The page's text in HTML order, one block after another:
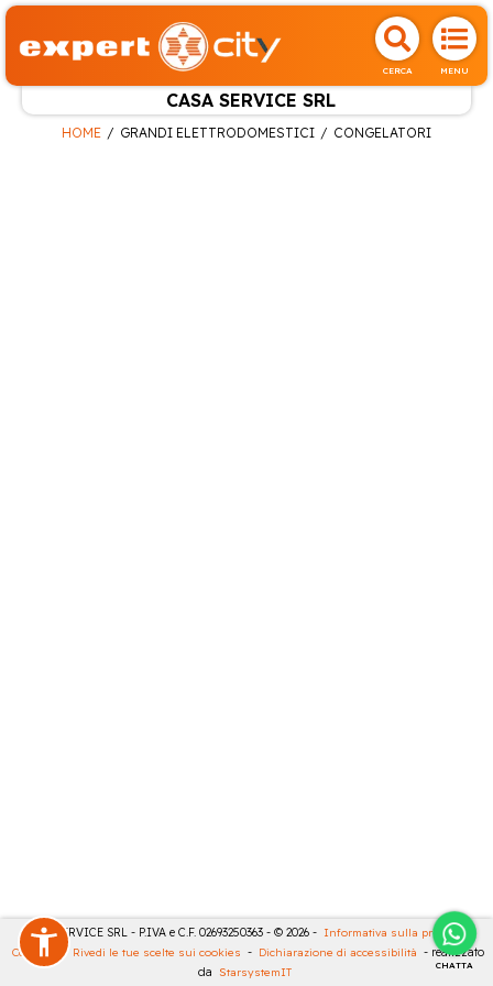
CERCA MENU
CASA SERVICE SRL
CHATTA
HOME GRANDI ELETTRODOMESTICI CONGELATORI
CASA SERVICE SRL - P.IVA e C.F. 02693250363 - © 2026 - Informativa sulla privacy -
Cookies
- Rivedi le tue scelte sui cookies - Dichiarazione di accessibilità - realizzato
da StarsystemIT